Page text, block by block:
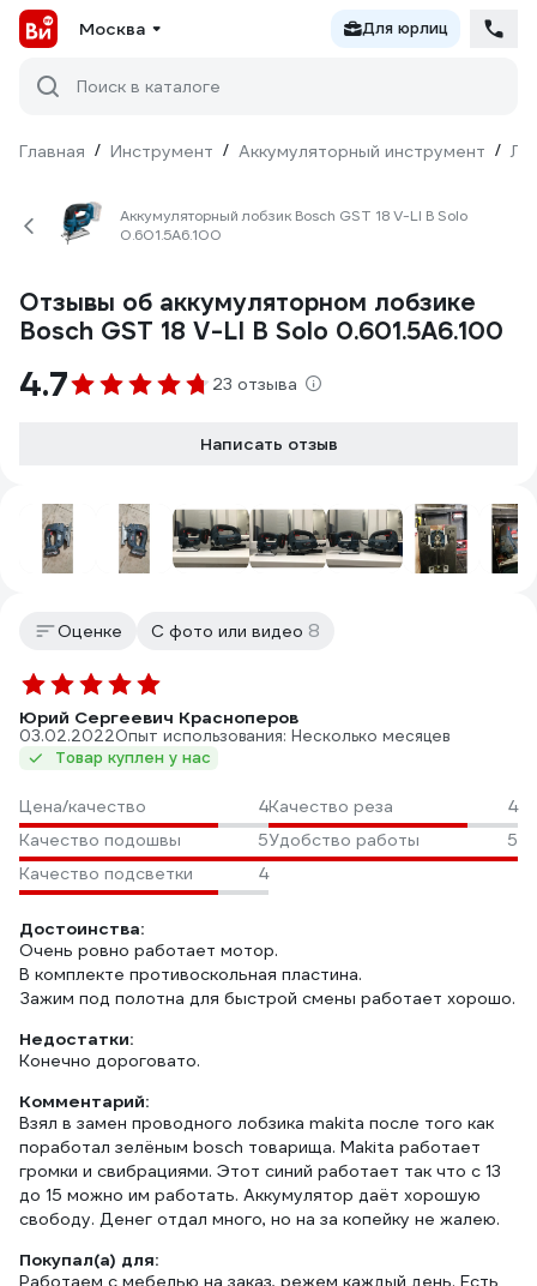
Москва Для юрлиц
Поиск в каталоге
Главная / Инструмент / Аккумуляторный инструмент /
Аккумуляторный лобзик Bosch GST 18 V-LI B Solo
0.601.5A6.100
Отзывы об аккумуляторном лобзике
Bosch GST 18 V-LI B Solo 0.601.5A6.100
4.7 23 отзыва
Написать отзыв
Оценке С фото или видео 8
Юрий Сергеевич Красноперов
03.02.2022Опыт использования: Несколько месяцев
Товар куплен у нас
Цена/качество 4Качество реза
4
Качество подошвы
5Удобство работы
5
Качество подсветки
4
Достоинства:
Очень ровно работает мотор.
В комплекте противоскольная пластина.
Зажим под полотна для быстрой смены работает хорошо.
Недостатки:
Конечно дороговато.
Комментарий:
Взял в замен проводного лобзика makita после того как
поработал зелёным bosch товарища. Makita работает
громки и свибрациями. Этот синий работает так что с 13
до 15 можно им работать. Аккумулятор даёт хорошую
свободу. Денег отдал много, но на за копейку не жалею.
Покупал(а) для:
Работаем с мебелью на заказ, режем каждый день. Есть